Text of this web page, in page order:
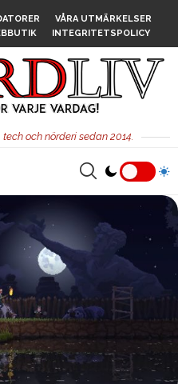
VÅRA UTMÄRKELSER
INTEGRITETSPOLICY
och nörderi sedan 2014.